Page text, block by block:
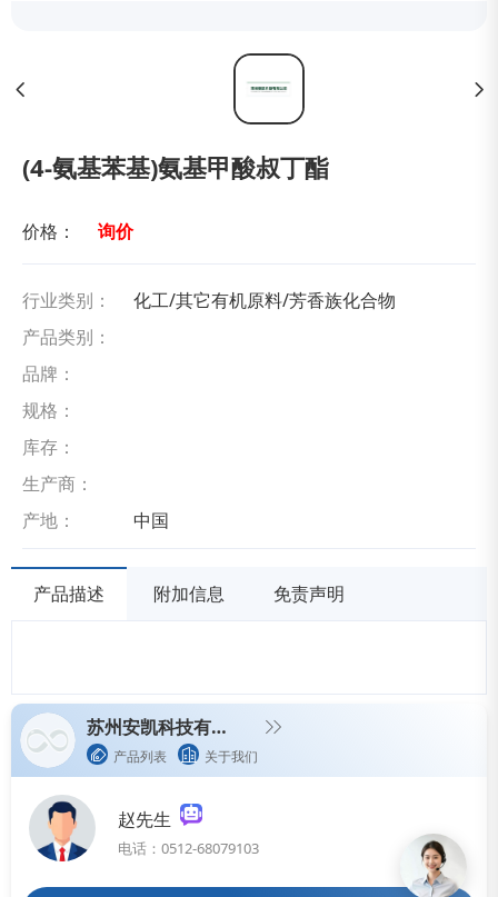
(4-氨基苯基)氨基甲酸叔丁酯
价格： 询价
行业类别：
化工/其它有机原料/芳香族化合物
产品类别：
品牌：
规格：
库存：
生产商：
产地：
中国
产品描述 附加信息 免责声明
苏州安凯科技有限公司
产品列表 关于我们
赵先生
电话：0512-68079103